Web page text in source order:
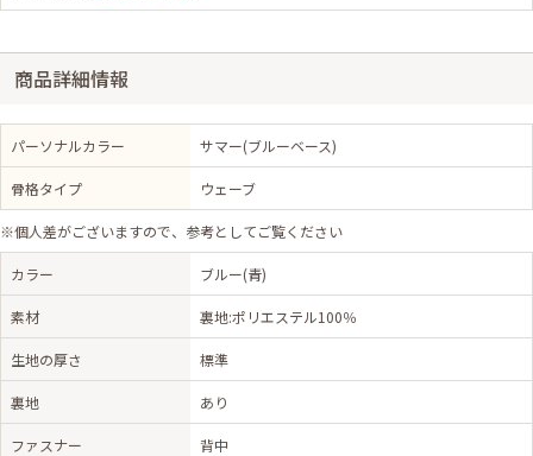
商品詳細情報
パーソナルカラー サマー(ブルーベース)
骨格タイプ ウェーブ
※個人差がございますので、参考としてご覧ください
カラー ブルー(青)
素材 裏地:ポリエステル100％
生地の厚さ 標準
裏地 あり
ファスナー 背中